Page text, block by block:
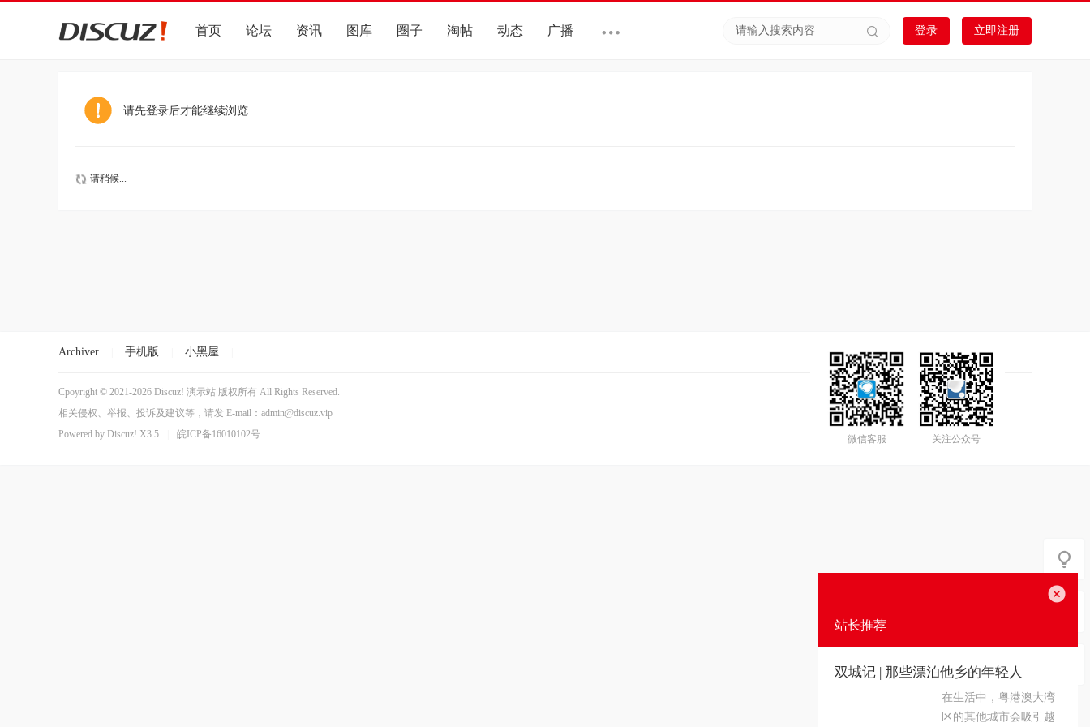
首页 论坛 资讯 图库 圈子 淘帖 动态 广播 登录 立即注册
请先登录后才能继续浏览
请稍候...
站长推荐
双城记 | 那些漂泊他乡的年轻人
在生活中，粤港澳大湾
区的其他城市会吸引越
关注公众号
微信客服
Archiver 手机版 小黑屋
Cpoyright © 2021-2026 Discuz! 演示站 版权所有 All Rights Reserved.
相关侵权、举报、投诉及建议等，请发 E-mail：admin@discuz.vip
Powered by Discuz! X3.5 皖ICP备16010102号